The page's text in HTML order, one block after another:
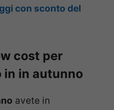
con sconto del
cost per
in in autunno
avete in